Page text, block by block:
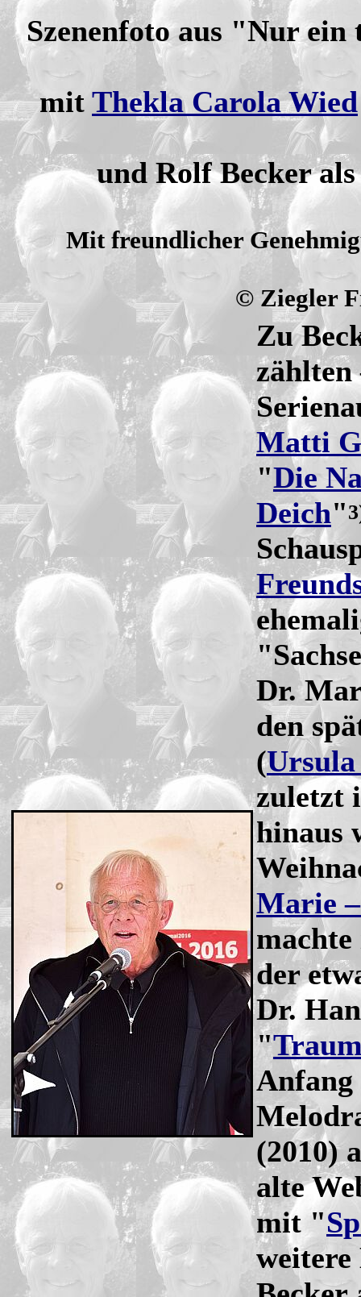
Szenenfoto aus "Nur
mit Thekla Carola Wied
und Rolf Becker
Mit freundlicher
© Ziegler
Zu
zählten
Matti
"Die
Deich"
Dr.
den
(
zuletzt
hinaus
Marie
der
Dr.
"
(2010)
alte
mit "